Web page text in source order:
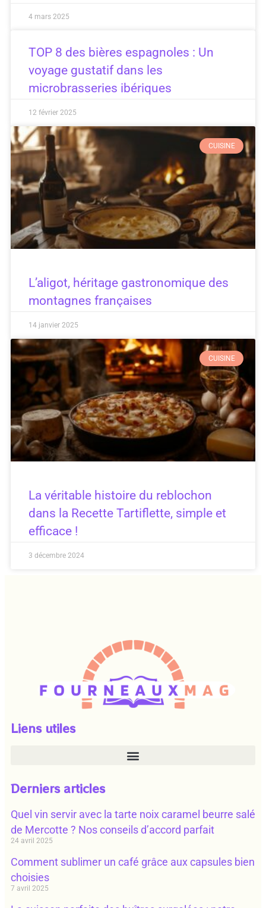
4 mars 2025
TOP 8 des bières espagnoles : Un
voyage gustatif dans les
microbrasseries ibériques
12 février 2025
CUISINE
L’aligot, héritage gastronomique des
montagnes françaises
14 janvier 2025
CUISINE
La véritable histoire du reblochon
dans la Recette Tartiflette, simple et
efficace !
3 décembre 2024
Liens utiles
Derniers articles
Quel vin servir avec la tarte noix caramel beurre salé
de Mercotte ? Nos conseils d’accord parfait
24 avril 2025
Comment sublimer un café grâce aux capsules bien
choisies
7 avril 2025